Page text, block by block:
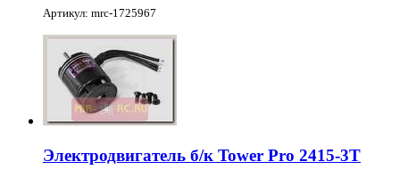
Артикул: mrc-1725967
Электродвигатель б/к Tower Pro 2415-3T